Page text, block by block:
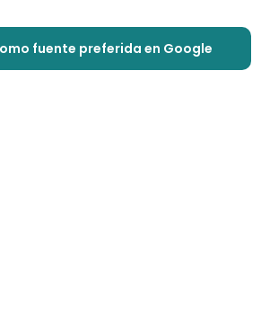
fuente preferida en Google